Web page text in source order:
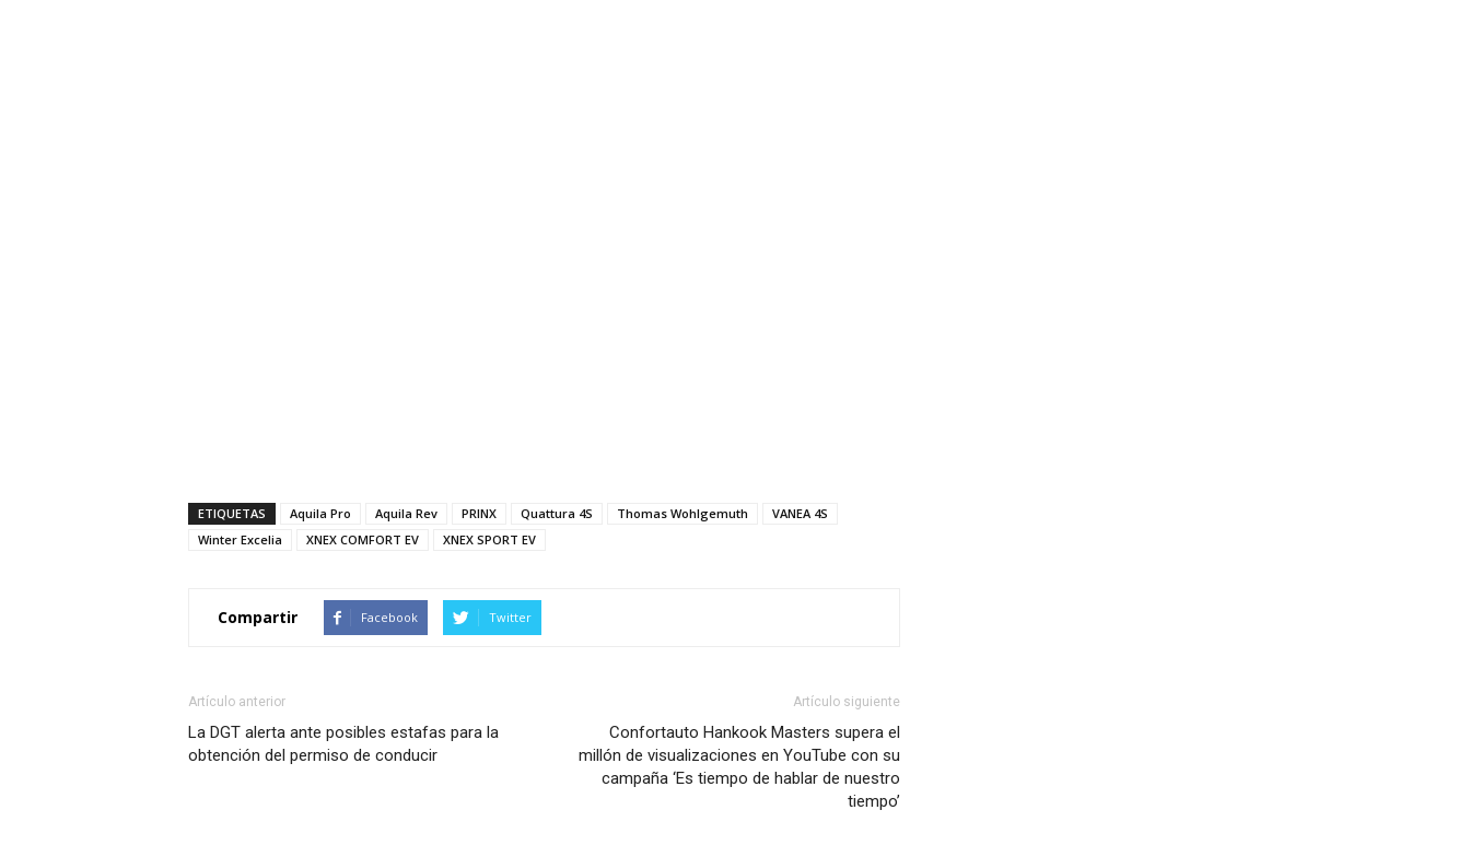
ETIQUETAS Aquila Pro Aquila Rev PRINX Quattura 4S Thomas Wohlgemuth
VANEA 4S
Winter Excelia
XNEX COMFORT EV XNEX SPORT EV
Compartir Facebook Twitter
Artículo anterior
La DGT alerta ante posibles estafas para la
obtención del permiso de conducir
Artículo siguiente
Confortauto Hankook Masters supera el
millón de visualizaciones en YouTube con su
campaña ‘Es tiempo de hablar de nuestro
tiempo’